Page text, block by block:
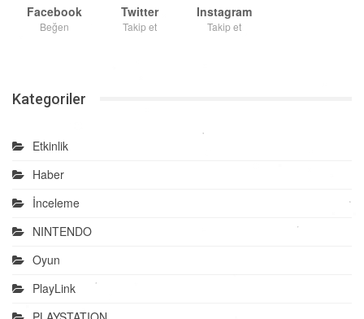
Facebook
Beğen
Twitter
Takip et
Instagram
Takip et
Kategoriler
Etkinlik
Haber
İnceleme
NINTENDO
Oyun
PlayLink